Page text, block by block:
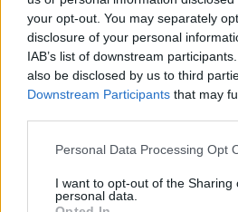
your opt-out. You may separately
disclosure of your personal
IAB’s list of downstream
also be disclosed by us to third
Downstream Participants that may
Please note that this website/app
not limited to your visit or usage
grant or deny consent to Google
Personal Data Processing Opt
I want to opt-out of the Sharing
personal data.